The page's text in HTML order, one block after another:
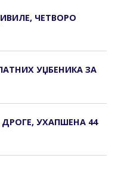
ЧЕТВОРО
УЏБЕНИКА ЗА
УХАПШЕНА 44